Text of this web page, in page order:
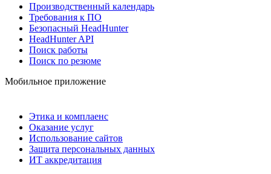
Производственный календарь
Требования к ПО
Безопасный HeadHunter
HeadHunter API
Поиск работы
Поиск по резюме
Мобильное приложение
Этика и комплаенс
Оказание услуг
Использование сайтов
Защита персональных данных
ИТ аккредитация